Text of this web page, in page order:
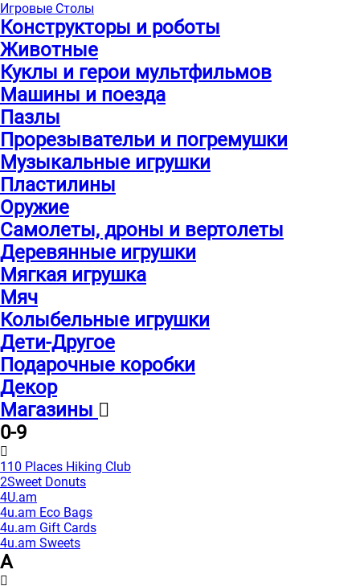
Игровые Столы
Конструкторы и роботы
Животные
Куклы и герои мультфильмов
Машины и поезда
Пазлы
Прорезывательи и погремушки
Музыкальные игрушки
Пластилины
Оружие
Самолеты, дроны и вертолеты
Деревянные игрушки
Мягкая игрушка
Мяч
Колыбельные игрушки
Дети-Другое
Подарочные коробки
Декор
Магазины
0-9
110 Places Hiking Club
2Sweet Donuts
4U.am
4u.am Eco Bags
4u.am Gift Cards
4u.am Sweets
A